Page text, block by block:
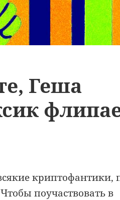
Геша
криптофантики,
поучаствовать в